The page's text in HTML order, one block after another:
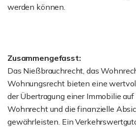
werden können.
Zusammengefasst:
Das Nießbrauchrecht, das
Wohnungsrecht bieten eine
der Übertragung einer Immobilie
Wohnrecht und die finanzielle
gewährleisten. Ein